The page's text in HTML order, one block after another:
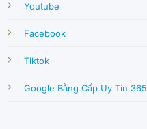
Youtube
Facebook
Tiktok
Google Bằng Cấp Uy Tín 365